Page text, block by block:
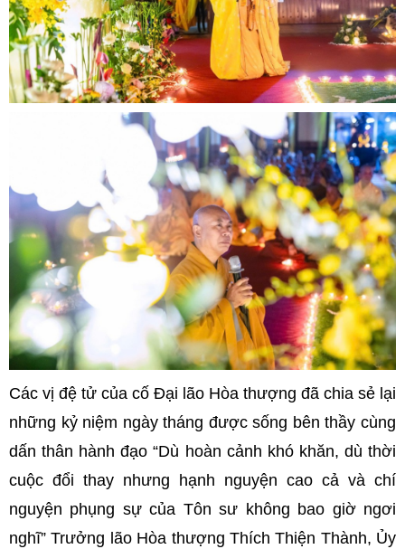
Các vị đệ tử của cố Đại lão Hòa thượng đã chia sẻ lại
những kỷ niệm ngày tháng được sống bên thầy cùng
dấn thân hành đạo “Dù hoàn cảnh khó khăn, dù thời
cuộc đổi thay nhưng hạnh nguyện cao cả và chí
nguyện phụng sự của Tôn sư không bao giờ ngơi
nghĩ” Trưởng lão Hòa thượng Thích Thiện Thành, Ủy